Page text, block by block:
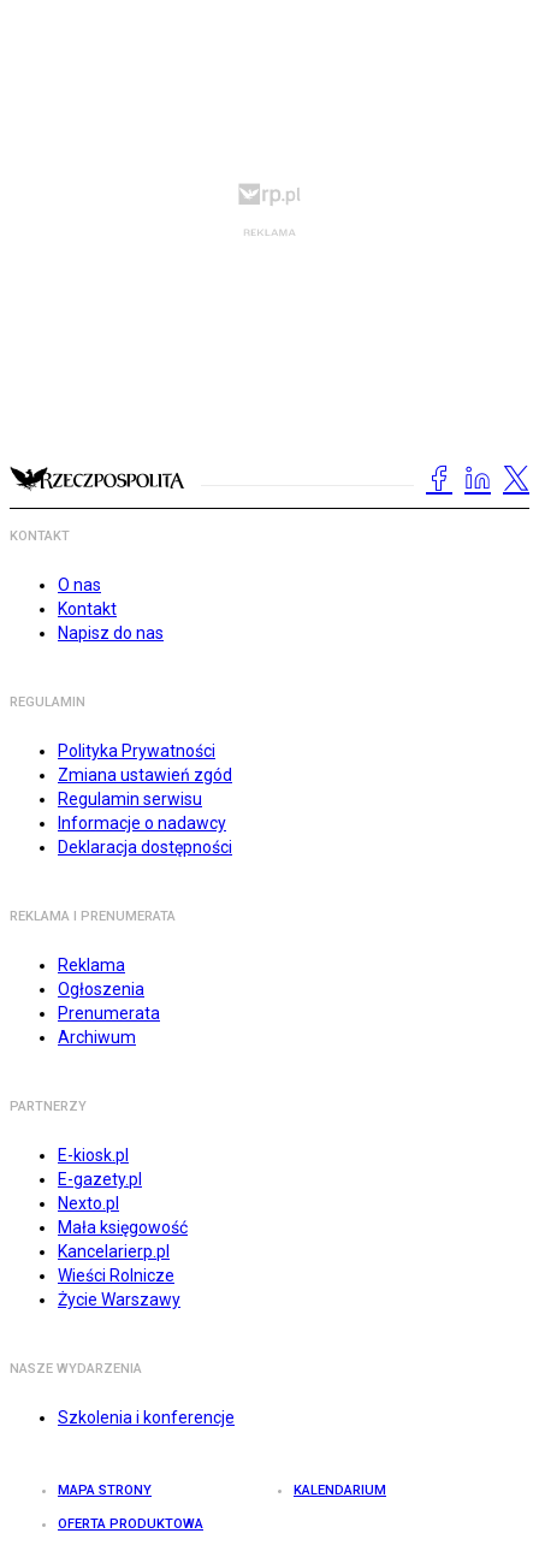
KONTAKT
O nas
Kontakt
Napisz do nas
REGULAMIN
Polityka Prywatności
Zmiana ustawień zgód
Regulamin serwisu
Informacje o nadawcy
Deklaracja dostępności
REKLAMA I PRENUMERATA
Reklama
Ogłoszenia
Prenumerata
Archiwum
PARTNERZY
E-kiosk.pl
E-gazety.pl
Nexto.pl
Mała księgowość
Kancelarierp.pl
Wieści Rolnicze
Życie Warszawy
NASZE WYDARZENIA
Szkolenia i konferencje
MAPA STRONY KALENDARIUM
OFERTA PRODUKTOWA